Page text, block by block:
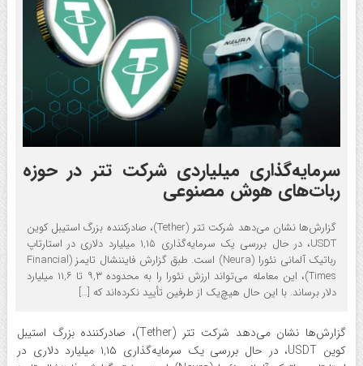
سرمایه‌گذاری میلیاردی شرکت تتر در حوزه
ربات‌های هوش مصنوعی
گزارش‌ها نشان می‌دهد شرکت تتر (Tether)، صادرکننده بزرگ استیبل‌ کوین
USDT، در حال بررسی یک سرمایه‌گذاری ۱,۱۵ میلیارد دلاری در استارتاپ
رباتیک آلمانی نئورا (Neura) است. طبق گزارش فایننشال تایمز (Financial
Times)، این معامله می‌تواند ارزش نئورا را به محدوده ۹,۳ تا ۱۱,۶ میلیارد
دلار برساند. با این حال هیچ‌یک از طرفین تأیید نکرده‌اند که […]
گزارش‌ها نشان می‌دهد شرکت تتر (Tether)، صادرکننده بزرگ استیبل‌
کوین USDT، در حال بررسی یک سرمایه‌گذاری ۱,۱۵ میلیارد دلاری در